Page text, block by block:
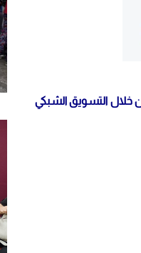
خلال التسويق الشبكي